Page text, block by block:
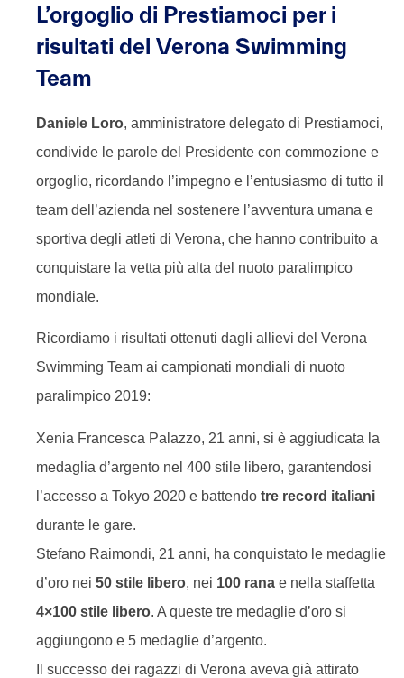
L’orgoglio di Prestiamoci per i
risultati del Verona Swimming
Team
Daniele Loro, amministratore delegato di Prestiamoci,
condivide le parole del Presidente con commozione e
orgoglio, ricordando l’impegno e l’entusiasmo di tutto il
team dell’azienda nel sostenere l’avventura umana e
sportiva degli atleti di Verona, che hanno contribuito a
conquistare la vetta più alta del nuoto paralimpico
mondiale.
Ricordiamo i risultati ottenuti dagli allievi del Verona
Swimming Team ai campionati mondiali di nuoto
paralimpico 2019:
Xenia Francesca Palazzo, 21 anni, si è aggiudicata la
medaglia d’argento nel 400 stile libero, garantendosi
l’accesso a Tokyo 2020 e battendo tre record italiani
durante le gare.
Stefano Raimondi, 21 anni, ha conquistato le medaglie
d’oro nei 50 stile libero, nei 100 rana e nella staffetta
4×100 stile libero. A queste tre medaglie d’oro si
aggiungono e 5 medaglie d’argento.
Il successo dei ragazzi di Verona aveva già attirato